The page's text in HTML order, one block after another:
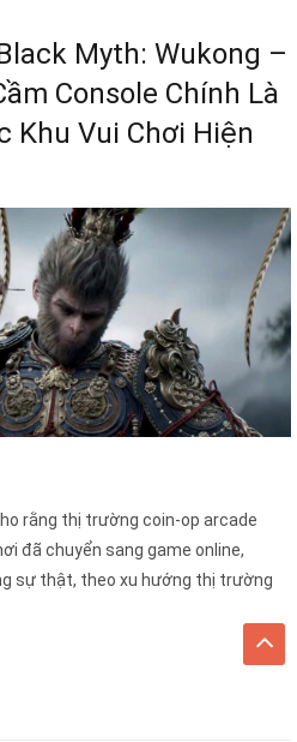
Myth: Wukong –
Console Chính Là
Khu Vui Chơi Hiện
rằng thị trường coin-op arcade
đã chuyển sang game online,
sự thật, theo xu hướng thị trường